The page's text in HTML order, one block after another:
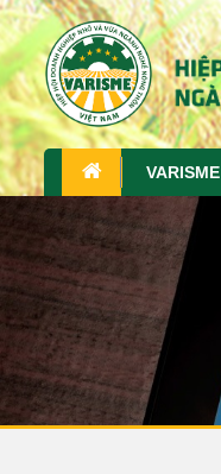
VARISME